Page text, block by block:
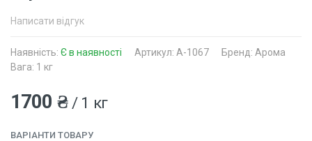
Написати відгук
Наявність: Є в наявності Артикул: A-1067
Бренд: Арома
Вага: 1 кг
1700 ₴ / 1 кг
ВАРІАНТИ ТОВАРУ